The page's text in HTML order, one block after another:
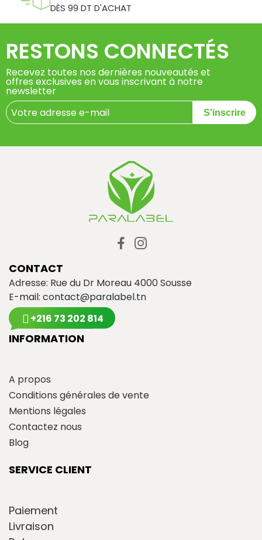
DÈS 99 DT D'ACHAT
RESTONS CONNECTÉS
Recevez toutes nos dernières nouveautés et
offres exclusives en vous inscrivant à notre
newsletter
S'inscrire
CONTACT
Adresse: Rue du Dr Moreau 4000 Sousse
E-mail: contact@paralabel.tn
+216 73 202 814
INFORMATION
A propos
Conditions générales de vente
Mentions légales
Contactez nous
Blog
SERVICE CLIENT
Paiement
Livraison